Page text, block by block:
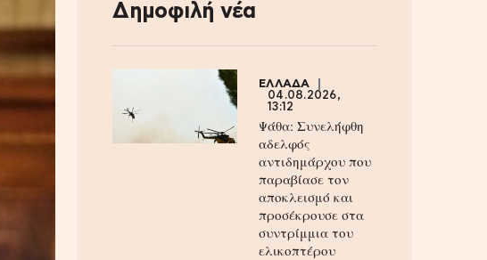
Δημοφιλή νέα
ΕΛΛΑΔΑ
04.08.2026,
13:12
Ψάθα: Συνελήφθη
αδελφός
αντιδημάρχου που
παραβίασε τον
αποκλεισμό και
προσέκρουσε στα
συντρίμμια του
ελικοπτέρου